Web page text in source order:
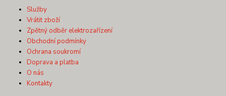
Služby
Vrátit zboží
Zpětný odběr elektrozařízení
Obchodní podmínky
Ochrana soukromí
Doprava a platba
O nás
Kontakty